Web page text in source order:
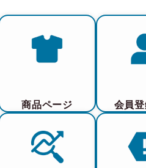
商品ページ 会員